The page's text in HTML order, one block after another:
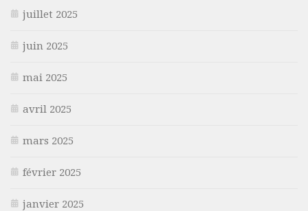
juillet 2025
juin 2025
mai 2025
avril 2025
mars 2025
février 2025
janvier 2025